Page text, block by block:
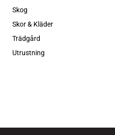
Skog
Skor & Kläder
Trädgård
Utrustning